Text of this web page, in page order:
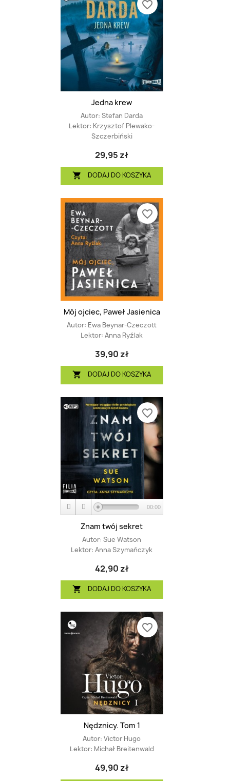
Jedna krew
Autor: Stefan Darda
Lektor: Krzysztof Plewako-
Szczerbiński
29,95 zł
 DODAJ DO KOSZYKA
favorite_border
Mój ojciec, Paweł Jasienica
Autor: Ewa Beynar-Czeczott
Lektor: Anna Ryźlak
39,90 zł
 DODAJ DO KOSZYKA
favorite_border
00:00
Znam twój sekret
Autor: Sue Watson
Lektor: Anna Szymańczyk
42,90 zł
 DODAJ DO KOSZYKA
favorite_border
Nędznicy. Tom 1
Autor: Victor Hugo
Lektor: Michał Breitenwald
49,90 zł
favorite_border